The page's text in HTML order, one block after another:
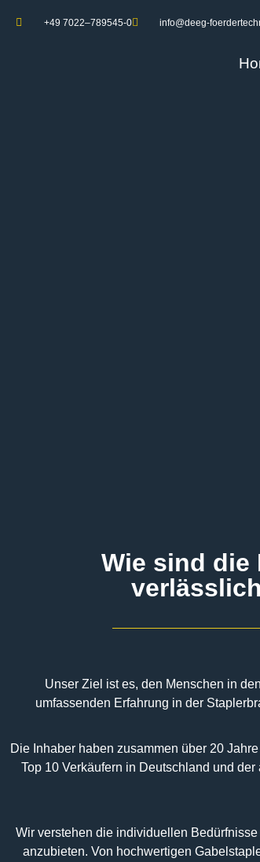
+49 7022–789545-0 info@deeg-
Wie sind die
Unser Ziel ist es, den Menschen in
umfassenden Erfahrung in der
Die Inhaber haben zusammen über 20
Top 10 Verkäufern in Deutschland und
Wir verstehen die individuellen
anzubieten. Von hochwertigen